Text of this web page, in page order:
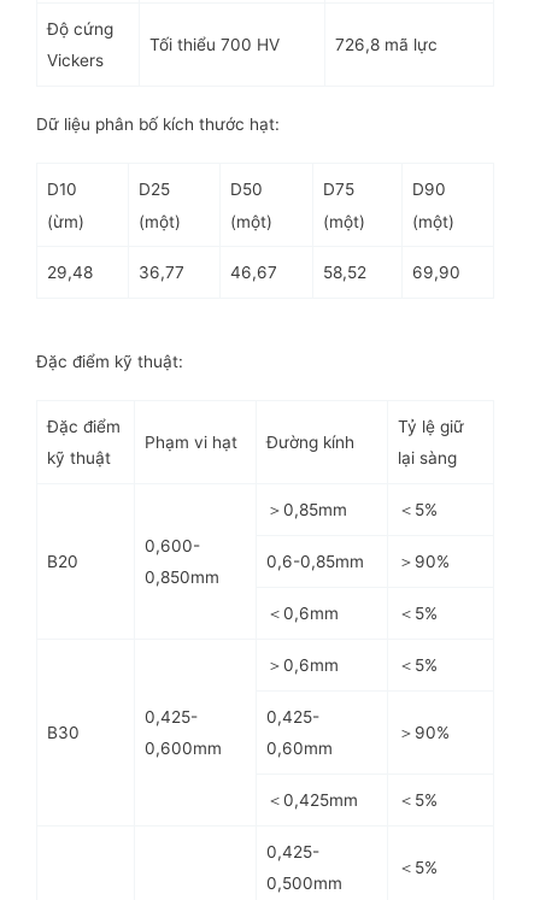
Độ cứng
Vickers
Tối thiểu 700 HV 726,8 mã lực
Dữ liệu phân bố kích thước hạt:
D10
(ừm)
D25
(một)
D50
(một)
D75
(một)
D90
(một)
29,48 36,77 46,67 58,52 69,90
Đặc điểm kỹ thuật:
Đặc điểm
kỹ thuật
Phạm vi hạt Đường kính
Tỷ lệ giữ
lại sàng
B20
0,600-
0,850mm
＞0,85mm ＜5%
0,6-0,85mm ＞90%
＜0,6mm ＜5%
B30
0,425-
0,600mm
＞0,6mm ＜5%
0,425-
0,60mm
＞90%
＜0,425mm ＜5%
0,425-
0,500mm
＜5%